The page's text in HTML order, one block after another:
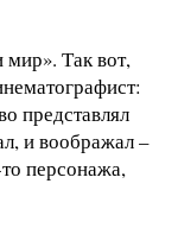
Так вот,
представлял
и воображал –
то персонажа,